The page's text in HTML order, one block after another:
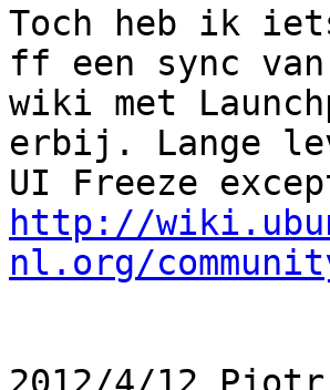
Toch heb ik
ff een sync van
wiki met
erbij. Lange
http://
nl.org/